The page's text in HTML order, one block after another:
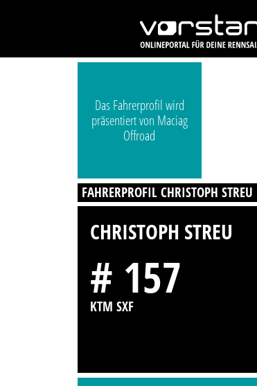
Das Fahrerprofil wird
präsentiert von Maciag
Offroad
FAHRERPROFIL CHRISTOPH STREU
CHRISTOPH STREU
# 157
KTM SXF